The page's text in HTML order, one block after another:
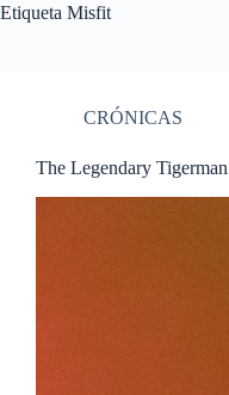
Etiqueta Misfit
CRÓNICAS
The Legendary